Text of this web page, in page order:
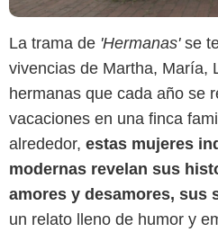
La trama de 'Hermanas' se
vivencias de Martha, María,
hermanas que cada año se
vacaciones en una finca
alrededor, estas mujeres
modernas revelan sus
amores y desamores, sus
un relato lleno de humor y